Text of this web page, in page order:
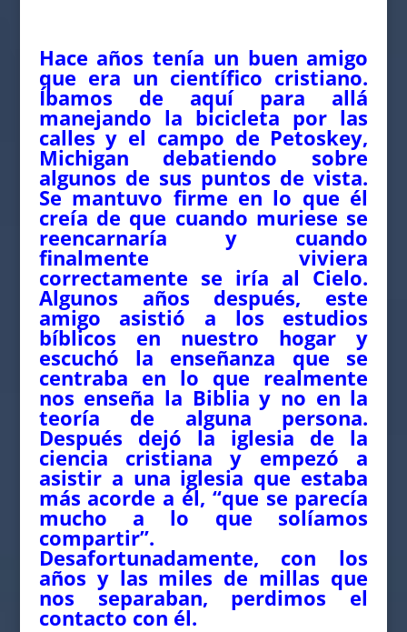
Hace años tenía un buen amigo
que era un científico cristiano.
Íbamos de aquí para allá
manejando la bicicleta por las
calles y el campo de Petoskey,
Michigan debatiendo sobre
algunos de sus puntos de vista.
Se mantuvo firme en lo que él
creía de que cuando muriese se
reencarnaría y cuando
finalmente viviera
correctamente se iría al Cielo.
Algunos años después, este
amigo asistió a los estudios
bíblicos en nuestro hogar y
escuchó la enseñanza que se
centraba en lo que realmente
nos enseña la Biblia y no en la
teoría de alguna persona.
Después dejó la iglesia de la
ciencia cristiana y empezó a
asistir a una iglesia que estaba
más acorde a él, “que se parecía
mucho a lo que solíamos
compartir”.
Desafortunadamente, con los
años y las miles de millas que
nos separaban, perdimos el
contacto con él.